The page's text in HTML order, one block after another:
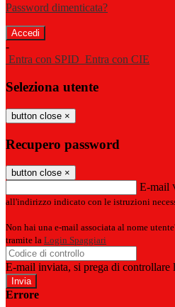
Password dimenticata?
-
Entra con SPID Entra con CIE
Seleziona utente
button close ×
Recupero password
button close ×
E-mail
all'indirizzo indicato con le istruzioni
Non hai una e-mail associata al nome
tramite la Login Spaggiari
E-mail inviata, si prega di controllare
Errore